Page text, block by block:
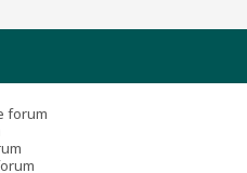
forum